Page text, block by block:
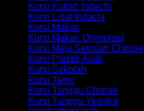
Kursi Kuliah Indachi
Kursi Lipat Indachi
Kursi Makan
Kursi Makan Olymplast
Kursi Meja Sekolah Chitose
Kursi Plastik Anak
Kursi Sekolah
Kursi Tamu
Kursi Tunggu Chitose
Kursi Tunggu Yesnice